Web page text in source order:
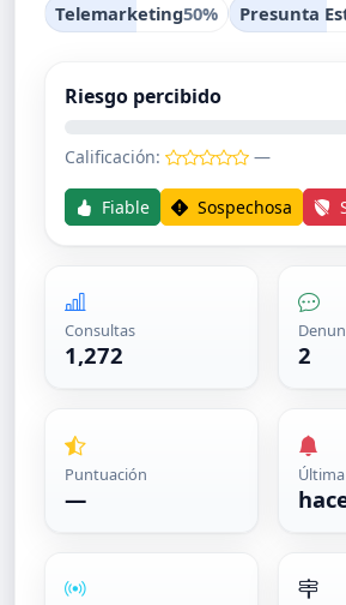
Telemarketing50% Presunta
Riesgo percibido
Calificación: —
Fiable Sospechosa
Consultas
1,272 2
Puntuación
—